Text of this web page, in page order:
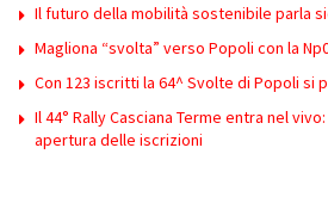
Il futuro della mobilità sostenibile parla
Magliona “svolta” verso Popoli con la
Con 123 iscritti la 64^ Svolte di Popoli si
Il 44° Rally Casciana Terme entra nel
apertura delle iscrizioni